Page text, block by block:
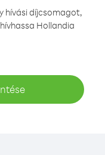
hívási díjcsomagot,
Hollandia